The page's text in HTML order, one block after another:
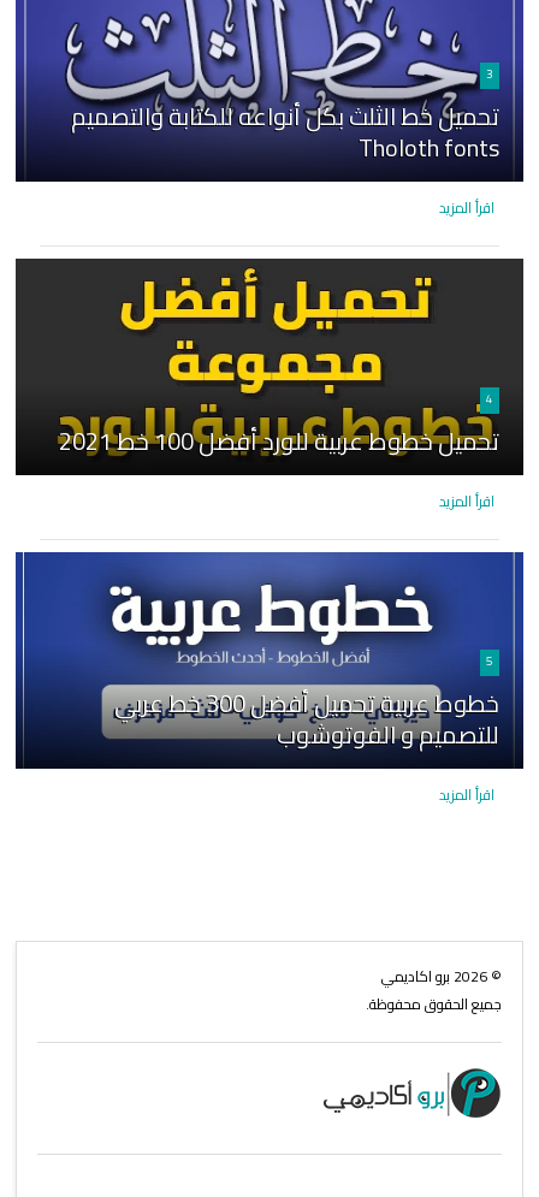
3
تحميل خط الثلث بكل أنواعه للكتابة والتصميم
Tholoth fonts
اقرأ المزيد
4
تحميل خطوط عربية للورد أفضل 100 خط 2021
اقرأ المزيد
5
خطوط عربية تحميل أفضل 300 خط عربي
للتصميم و الفوتوشوب
اقرأ المزيد
©
2026 برو اكاديمي
جميع الحقوق محفوظة.